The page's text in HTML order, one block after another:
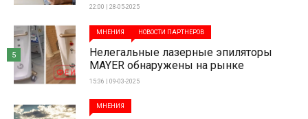
22:00 | 28-05-2025
МНЕНИЯ НОВОСТИ ПАРТНЕРОВ
Нелегальные лазерные эпиляторы
MAYER обнаружены на рынке
15:36 | 09-03-2025
5
МНЕНИЯ